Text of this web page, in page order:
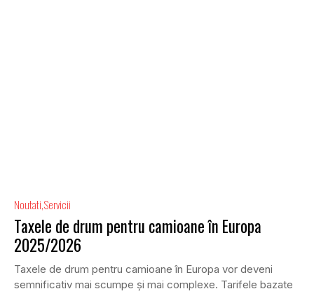
Noutati Servicii
Taxele de drum pentru camioane în Europa
2025/2026
Taxele de drum pentru camioane în Europa vor deveni
semnificativ mai scumpe și mai complexe. Tarifele bazate